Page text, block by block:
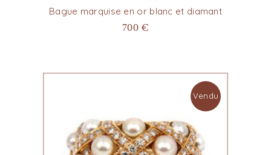
Bague marquise en or blanc et diamant
700 €
Vendu